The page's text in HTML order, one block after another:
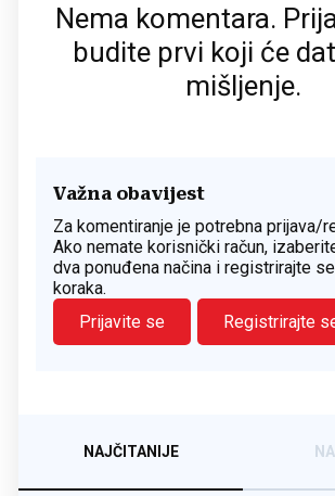
Nema komentara.
budite prvi koji će
mišljenje.
Važna obavijest
Za komentiranje je potrebna prijava/
Ako nemate korisnički račun,
dva ponuđena načina i registrirajte
koraka.
Prijavite se
Registrirajte
NAJČITANIJE